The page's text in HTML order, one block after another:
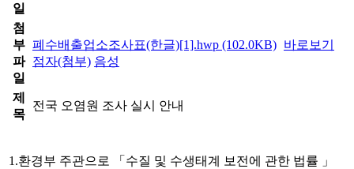
일
첨
부
파
일
폐수배출업소조사표(한글)[1].hwp (102.0KB) 바로보기
점자(첨부) 음성
제
목
전국 오염원 조사 실시 안내
1.환경부 주관으로 「수질 및 수생태계 보전에 관한 법률 」